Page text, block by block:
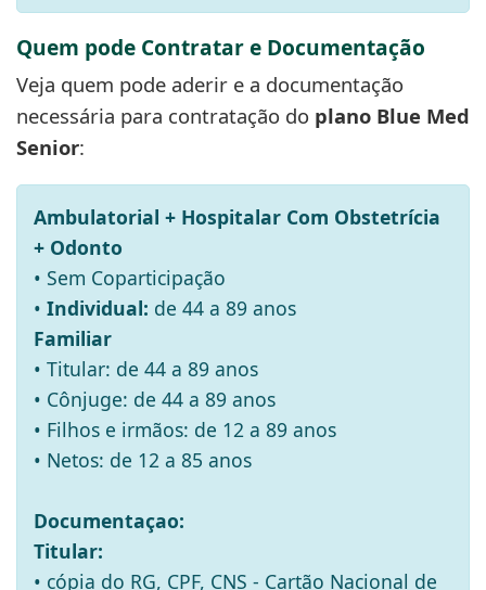
Quem pode Contratar e Documentação
Veja quem pode aderir e a documentação
necessária para contratação do plano Blue Med
Senior:
Ambulatorial + Hospitalar Com Obstetrícia
+ Odonto
• Sem Coparticipação
• Individual: de 44 a 89 anos
Familiar
• Titular: de 44 a 89 anos
• Cônjuge: de 44 a 89 anos
• Filhos e irmãos: de 12 a 89 anos
• Netos: de 12 a 85 anos
Documentaçao:
Titular:
• cópia do RG, CPF, CNS - Cartão Nacional de